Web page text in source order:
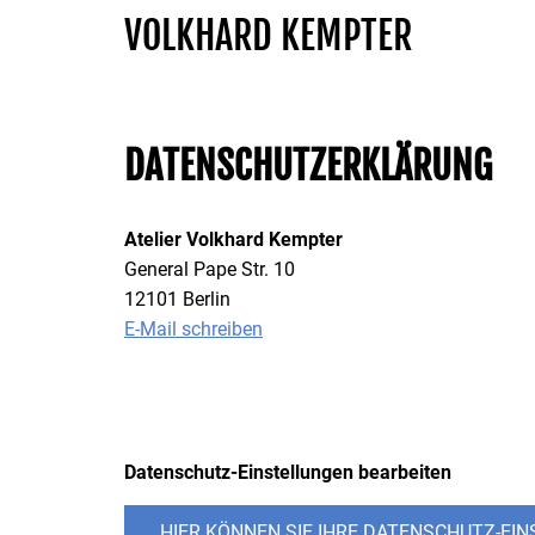
Ausstellungen.
Kontakt.
VOLKHARD KEMPTER
DATENSCHUTZERKLÄRUNG
Atelier Volkhard Kempter
General Pape Str. 10
12101 Berlin
E-Mail schreiben
Datenschutz-Einstellungen bearbeiten